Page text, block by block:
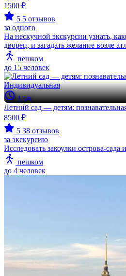
1500 ₽
5 5 отзывов
за одного
На нескучной экскурсии узнать,
дворец, и загадать желание возле
пешком
до 15 человек
Индивидуальная
1.5ч
Летний сад — детям:
8500 ₽
5 38 отзывов
за экскурсию
Исследовать закоулки острова-сада
пешком
до 4 человек